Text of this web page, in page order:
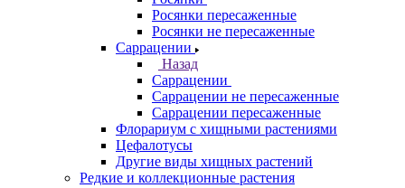
Росянки пересаженные
Росянки не пересаженные
Саррацении
Назад
Саррацении
Саррацении не пересаженные
Саррацении пересаженные
Флорариум с хищными растениями
Цефалотусы
Другие виды хищных растений
Редкие и коллекционные растения